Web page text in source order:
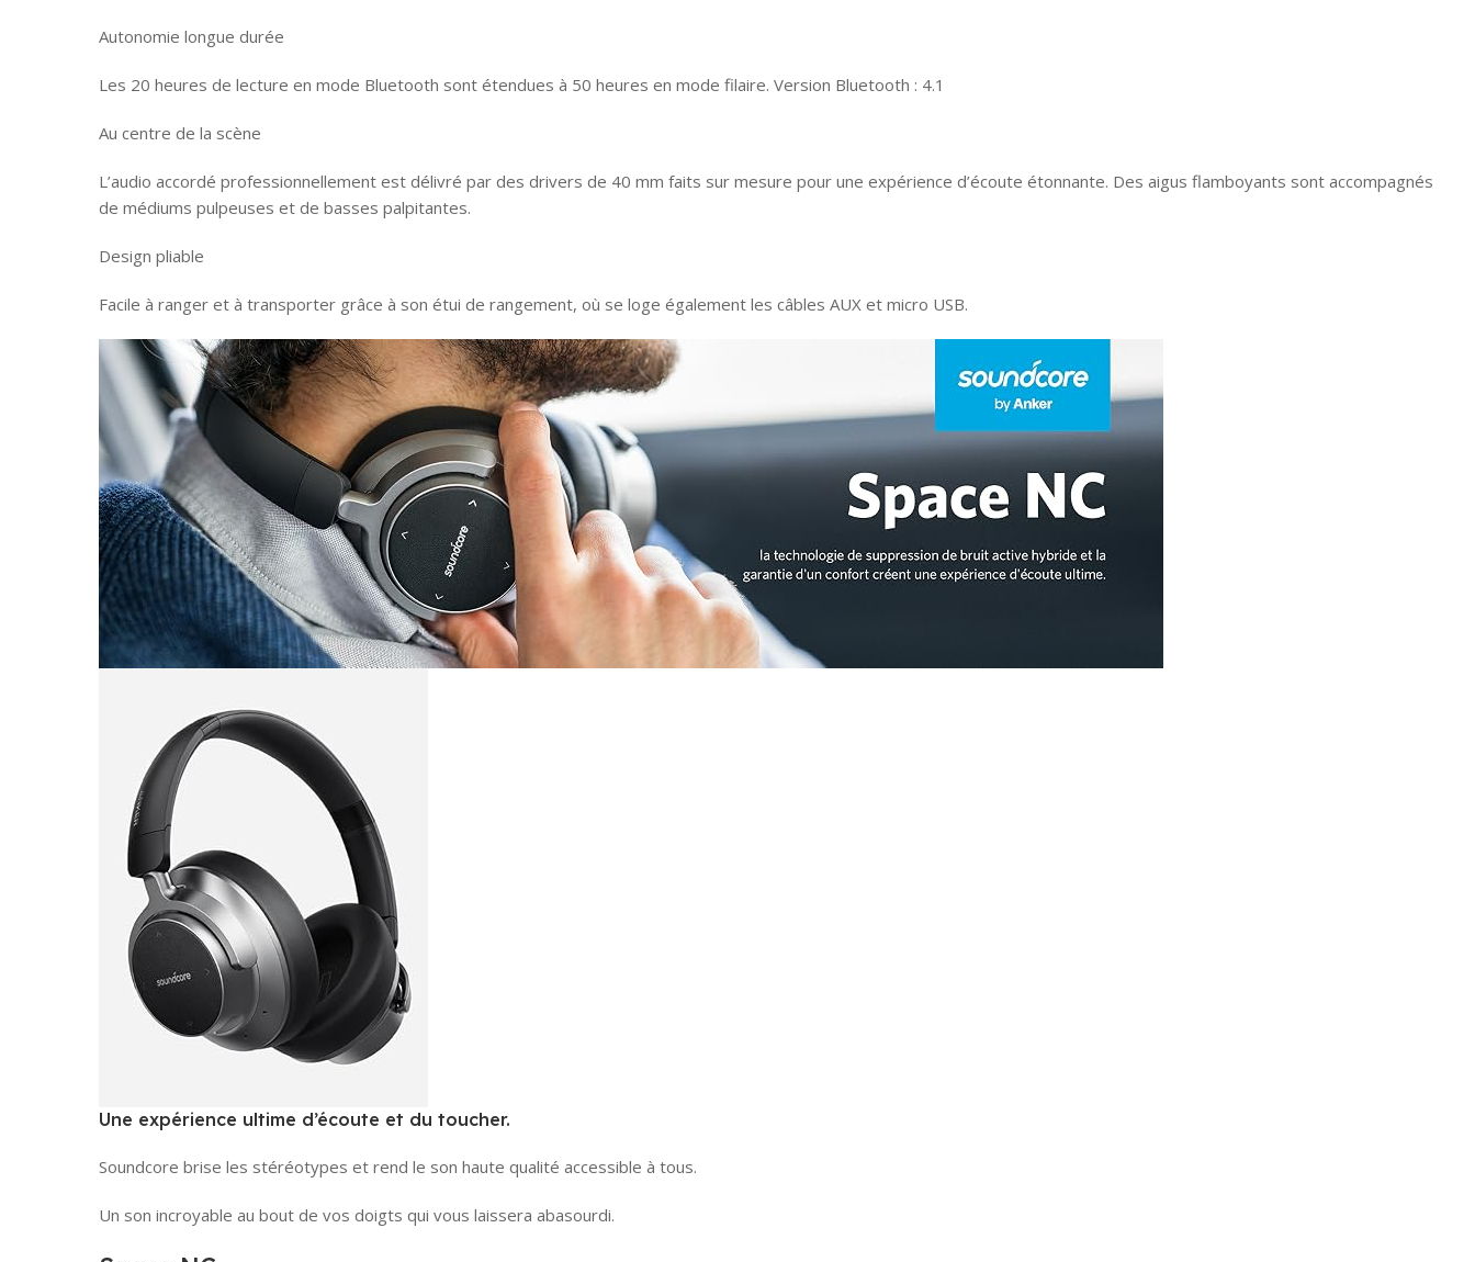
Autonomie longue durée
Les 20 heures de lecture en mode Bluetooth sont étendues à 50 heures en mode filaire. Version Bluetooth : 4.1
Au centre de la scène
L’audio accordé professionnellement est délivré par des drivers de 40 mm faits sur mesure pour une expérience d’écoute étonnante. Des aigus flamboyants sont accompagnés
de médiums pulpeuses et de basses palpitantes.
Design pliable
Facile à ranger et à transporter grâce à son étui de rangement, où se loge également les câbles AUX et micro USB.
Une expérience ultime d’écoute et du toucher.
Soundcore brise les stéréotypes et rend le son haute qualité accessible à tous.
Un son incroyable au bout de vos doigts qui vous laissera abasourdi.